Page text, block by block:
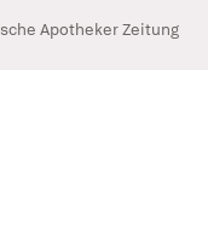
Apotheker Zeitung